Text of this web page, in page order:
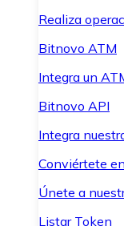
Realiza
Bitnovo ATM
Integra un
Bitnovo API
Integra
Conviértete
Únete a
Listar Token